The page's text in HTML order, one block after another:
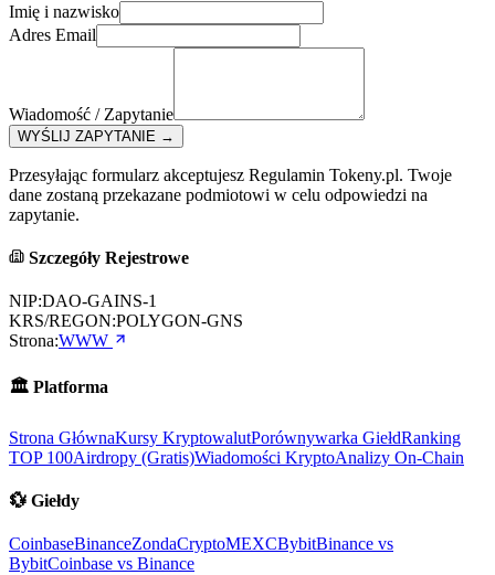
Imię i nazwisko
Adres Email
Wiadomość / Zapytanie
WYŚLIJ ZAPYTANIE →
Przesyłając formularz akceptujesz Regulamin Tokeny.pl. Twoje
dane zostaną przekazane podmiotowi w celu odpowiedzi na
zapytanie.
Szczegóły Rejestrowe
NIP:DAO-GAINS-1
KRS/REGON:POLYGON-GNS
Strona:WWW
🏛️ Platforma
Strona GłównaKursy KryptowalutPorównywarka GiełdRanking
TOP 100Airdropy (Gratis)Wiadomości KryptoAnalizy On-Chain
💱 Giełdy
CoinbaseBinanceZondaCryptoMEXCBybitBinance vs
BybitCoinbase vs Binance